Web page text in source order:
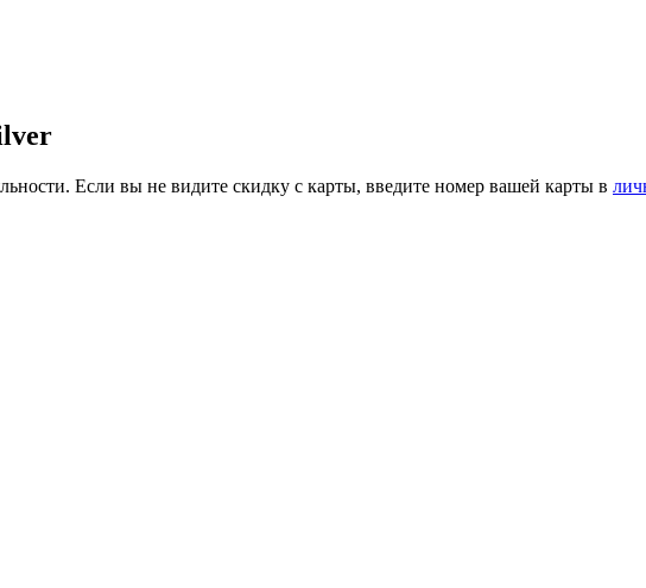
Если вы не видите скидку с карты, введите номер вашей карты в